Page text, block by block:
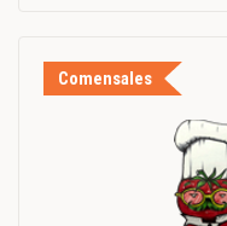
Comensales